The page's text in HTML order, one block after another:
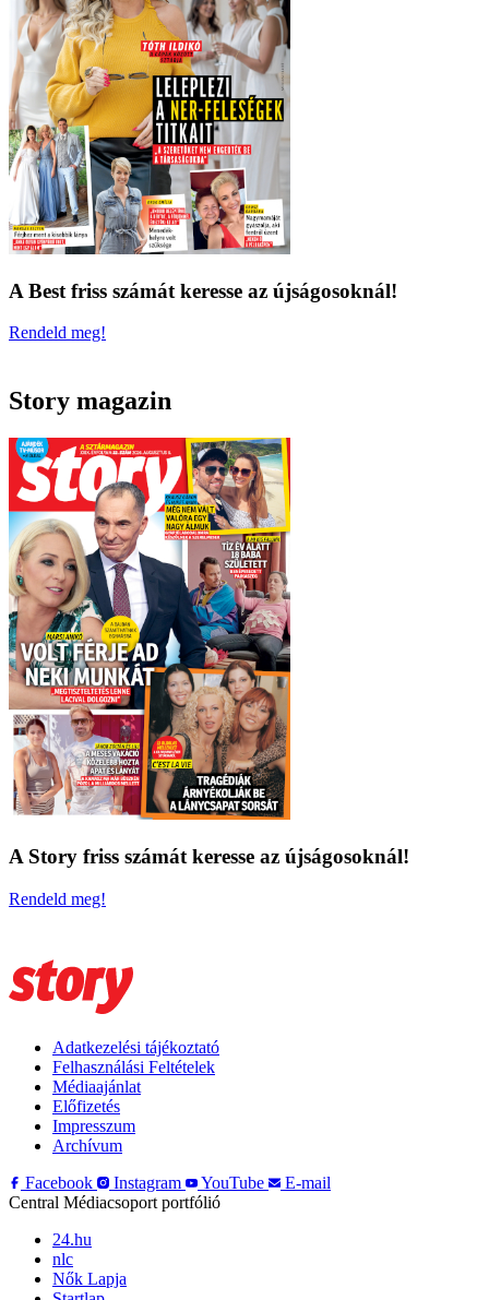
A Best friss számát keresse az újságosoknál!
Rendeld meg!
Story magazin
A Story friss számát keresse az újságosoknál!
Rendeld meg!
Adatkezelési tájékoztató
Felhasználási Feltételek
Médiaajánlat
Előfizetés
Impresszum
Archívum
Facebook
Instagram YouTube
E-mail
Central Médiacsoport portfólió
24.hu
nlc
Nők Lapja